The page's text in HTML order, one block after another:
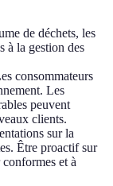
de déchets, les
à la gestion des
consommateurs
Les
peuvent
clients.
sur la
Être proactif sur
et à